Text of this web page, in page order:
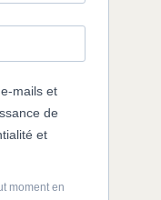
mails et
de
et
moment en